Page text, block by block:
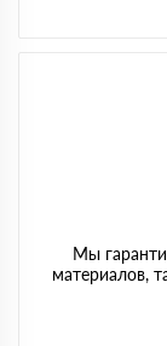
Мы
материалов,